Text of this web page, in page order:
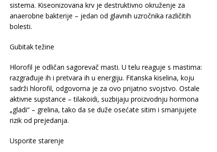
sistema. Kiseonizovana krv je destruktivno okruženje za
anaerobne bakterije – jedan od glavnih uzročnika različitih
bolesti.
Gubitak težine
Hlorofil je odličan sagorevač masti. U telu reaguje s mastima:
razgrađuje ih i pretvara ih u energiju. Fitanska kiselina, koju
sadrži hlorofil, odgovorna je za ovo prijatno svojstvo. Ostale
aktivne supstance – tilakoidi, suzbijaju proizvodnju hormona
„gladi“ – grelina, tako da se duže osećate sitim i smanjujete
rizik od prejedanja.
Usporite starenje